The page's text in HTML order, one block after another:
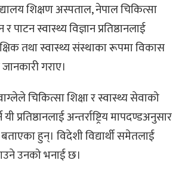
शिक्षण अस्पताल, नेपाल चिकित्सा
र पाटन स्वास्थ्य विज्ञान प्रतिष्ठानलाई
तथा स्वास्थ्य संस्थाका रूपमा विकास
गराए।
चिकित्सा शिक्षा र स्वास्थ्य सेवाको
प्रतिष्ठानलाई अन्तर्राष्ट्रिय मापदण्डअनुसार
हुन्। विदेशी विद्यार्थी समेतलाई
उनको भनाई छ।